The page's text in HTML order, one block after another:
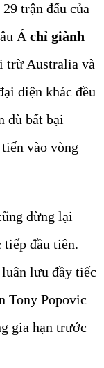
trận đấu của
Á chỉ giành
trừ Australia và
diện khác đều
dù bất bại
vào vòng
dừng lại
đầu tiên.
lưu đầy tiếc
Tony Popovic
gia hạn trước